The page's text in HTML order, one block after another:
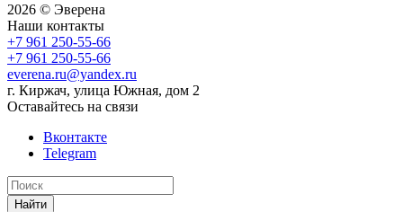
2026 © Эверена
Наши контакты
+7 961 250-55-66
+7 961 250-55-66
everena.ru@yandex.ru
г. Киржач, улица Южная, дом 2
Оставайтесь на связи
Вконтакте
Telegram
Найти